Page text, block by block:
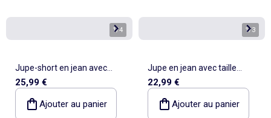
1/4
Jupe-short en jean avec
fermeture asymétrique
25,99 €
Ajouter au panier
1/3
Jupe en jean avec taille
paperbag et poches
22,99 €
Ajouter au panier